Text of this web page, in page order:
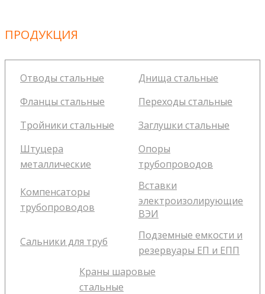
ПРОДУКЦИЯ
Отводы стальные
Днища стальные
Фланцы стальные
Переходы стальные
Тройники стальные
Заглушки стальные
Штуцера
металлические
Опоры
трубопроводов
Компенсаторы
трубопроводов
Вставки
электроизолирующие
ВЭИ
Сальники для труб
Подземные емкости и
резервуары ЕП и ЕПП
Краны шаровые
стальные